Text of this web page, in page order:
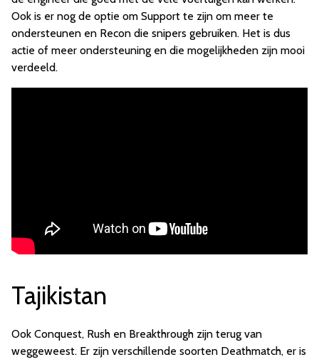
Ook is er nog de optie om Support te zijn om meer te
ondersteunen en Recon die snipers gebruiken. Het is dus
actie of meer ondersteuning en die mogelijkheden zijn mooi
verdeeld.
Tajikistan
Ook Conquest, Rush en Breakthrough zijn terug van
weggeweest. Er zijn verschillende soorten Deathmatch, er is